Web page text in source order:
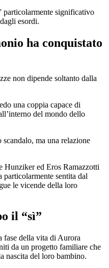
particolarmente significativo
esordi.
ha conquistato
non dipende soltanto dalla
una coppia capace di
del mondo dello
scandalo, ma una relazione
ed Eros Ramazzotti
sentita dal
le vicende della loro
il “sì”
fase della vita di Aurora
da un progetto familiare che
nascita del loro bambino.